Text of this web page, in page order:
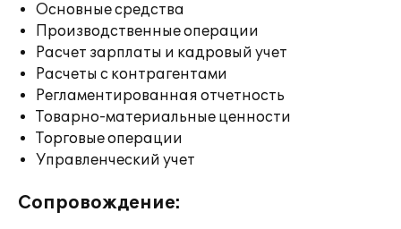
Основные средства
Производственные операции
Расчет зарплаты и кадровый учет
Расчеты с контрагентами
Регламентированная отчетность
Товарно-материальные ценности
Торговые операции
Управленческий учет
Сопровождение: